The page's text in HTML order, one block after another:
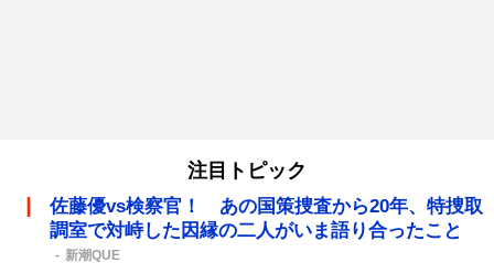
注目トピック
佐藤優vs検察官！ あの国策捜査から20年、特捜取
調室で対峙した因縁の二人がいま語り合ったこと
新潮QUE